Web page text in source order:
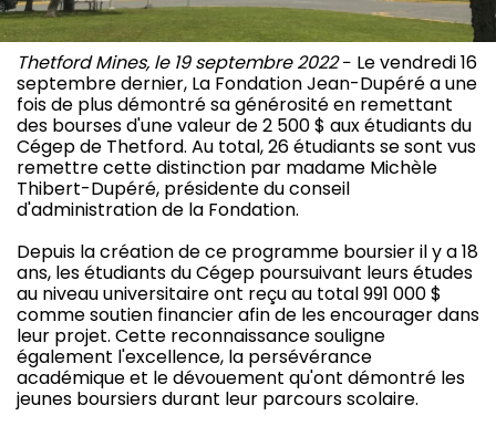
Thetford Mines, le 19 septembre 2022− Le vendredi 16
septembre dernier, La Fondation Jean-Dupéré a une
fois de plus démontré sa générosité en remettant
des bourses d'une valeur de 2 500 $ aux étudiants du
Cégep de Thetford. Au total, 26 étudiants se sont vus
remettre cette distinction par madame Michèle
Thibert-Dupéré, présidente du conseil
d'administration de la Fondation.
Depuis la création de ce programme boursier il y a 18
ans, les étudiants du Cégep poursuivant leurs études
au niveau universitaire ont reçu au total 991 000 $
comme soutien financier afin de les encourager dans
leur projet. Cette reconnaissance souligne
également l'excellence, la persévérance
académique et le dévouement qu'ont démontré les
jeunes boursiers durant leur parcours scolaire.